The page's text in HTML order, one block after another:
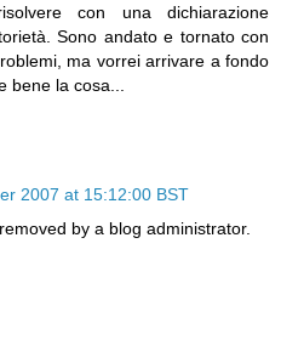
con una dichiarazione
Sono andato e tornato con
ma vorrei arrivare a fondo
bene la cosa...
2007 at 15:12:00 BST
by a blog administrator.